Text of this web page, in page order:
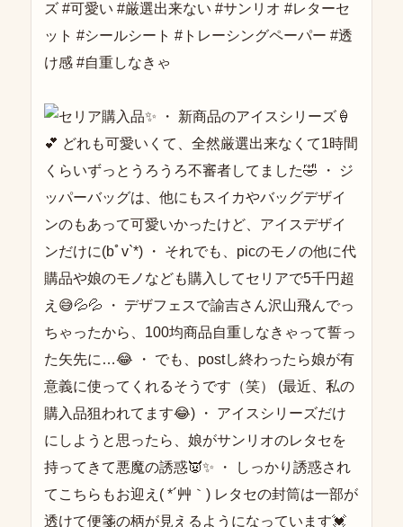
ズ #可愛い #厳選出来ない #サンリオ #レターセ
ット #シールシート #トレーシングペーパー #透
け感 #自重しなきゃ